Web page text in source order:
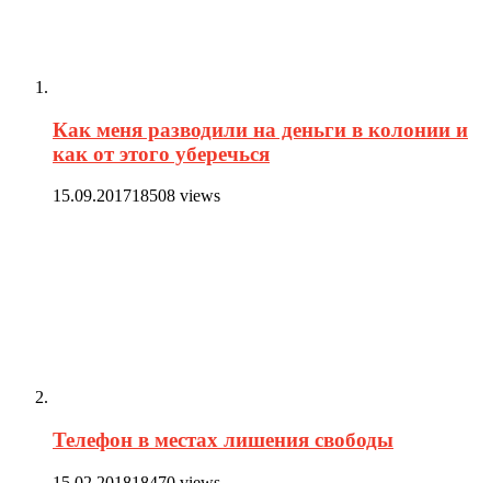
Как меня разводили на деньги в колонии и
как от этого уберечься
15.09.201718508 views
Телефон в местах лишения свободы